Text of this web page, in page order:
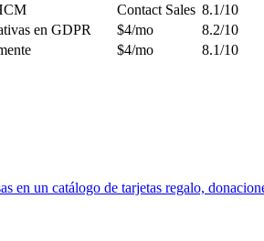
Contact Sales 8.1/10
en GDPR $4/mo
8.2/10
$4/mo 8.1/10
en un catálogo de tarjetas regalo,